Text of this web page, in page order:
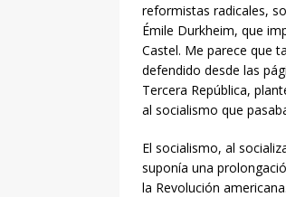
reformistas radicales,
Émile Durkheim, que
Castel. Me parece que
defendido desde las
Tercera República,
al socialismo que
El socialismo, al
suponía una
la Revolución